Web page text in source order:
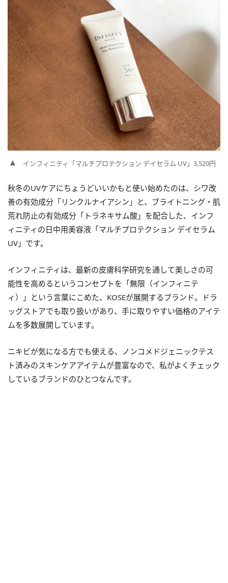
インフィニティ「マルチプロテクション デイセラム UV」3,520円
秋冬のUVケアにちょうどいいかもと使い始めたのは、シワ改
善の有効成分「リンクルナイアシン」と、ブライトニング・肌
荒れ防止の有効成分「トラネキサム酸」を配合した、インフ
ィニティの日中用美容液「マルチプロテクション デイセラム
UV」です。
インフィニティは、最新の皮膚科学研究を通して美しさの可
能性を高めるというコンセプトを「無限（インフィニテ
ィ）」という言葉にこめた、KOSEが展開するブランド。ドラ
ッグストアでも取り扱いがあり、手に取りやすい価格のアイテ
ムを多数展開しています。
ニキビが気になる方でも使える、ノンコメドジェニックテス
ト済みのスキンケアアイテムが豊富なので、私がよくチェック
しているブランドのひとつなんです。